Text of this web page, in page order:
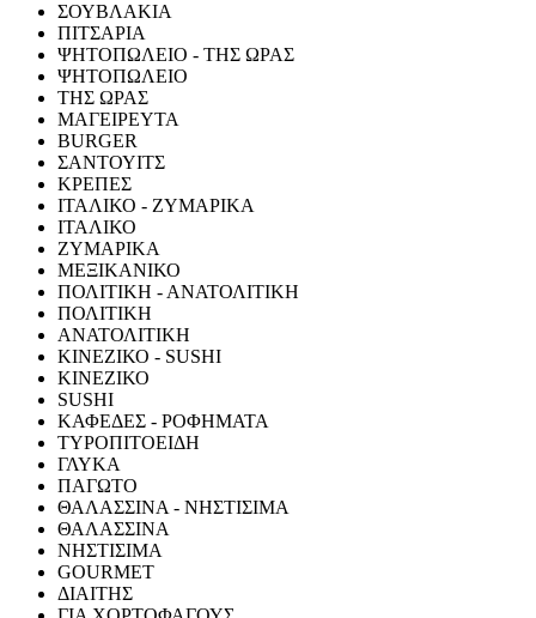
ΣΟΥΒΛΑΚΙΑ
ΠΙΤΣΑΡΙΑ
ΨΗΤΟΠΩΛΕΙΟ - ΤΗΣ ΩΡΑΣ
ΨΗΤΟΠΩΛΕΙΟ
ΤΗΣ ΩΡΑΣ
ΜΑΓΕΙΡΕΥΤΑ
BURGER
ΣΑΝΤΟΥΙΤΣ
ΚΡΕΠΕΣ
ΙΤΑΛΙΚΟ - ΖΥΜΑΡΙΚΑ
ΙΤΑΛΙΚΟ
ΖΥΜΑΡΙΚΑ
ΜΕΞΙΚΑΝΙΚΟ
ΠΟΛΙΤΙΚΗ - ΑΝΑΤΟΛΙΤΙΚΗ
ΠΟΛΙΤΙΚΗ
ΑΝΑΤΟΛΙΤΙΚΗ
ΚΙΝΕΖΙΚΟ - SUSHI
ΚΙΝΕΖΙΚΟ
SUSHI
ΚΑΦΕΔΕΣ - ΡΟΦΗΜΑΤΑ
ΤΥΡΟΠΙΤΟΕΙΔΗ
ΓΛΥΚΑ
ΠΑΓΩΤΟ
ΘΑΛΑΣΣΙΝΑ - ΝΗΣΤΙΣΙΜΑ
ΘΑΛΑΣΣΙΝΑ
ΝΗΣΤΙΣΙΜΑ
GOURMET
ΔΙΑΙΤΗΣ